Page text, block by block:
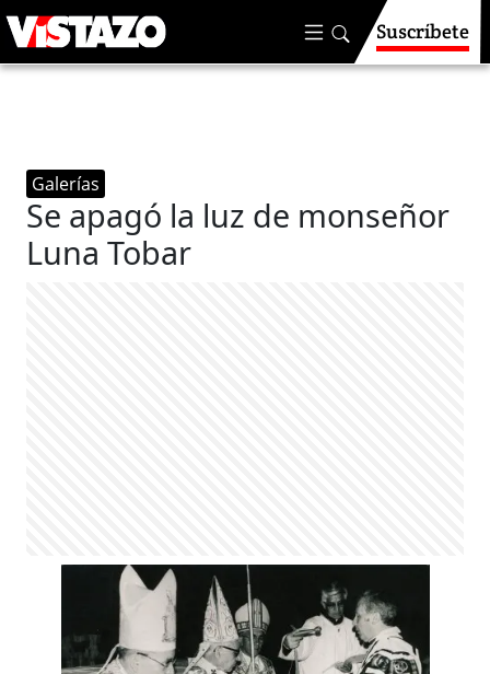
Suscríbete
Galerías
Se apagó la luz de monseñor
Luna Tobar